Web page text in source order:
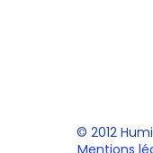
© 2012
Mentions